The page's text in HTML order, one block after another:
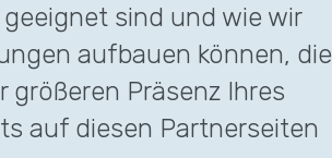
sind und wie wir
aufbauen können, die
größeren Präsenz Ihres
auf diesen Partnerseiten